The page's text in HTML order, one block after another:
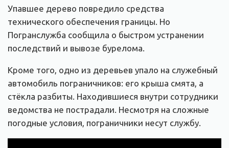
Упавшее дерево повредило средства
технического обеспечения границы. Но
Погранслужба сообщила о быстром устранении
последствий и вывозе бурелома.
Кроме того, одно из деревьев упало на служебный
автомобиль пограничников: его крыша смята, а
стёкла разбиты. Находившиеся внутри сотрудники
ведомства не пострадали. Несмотря на сложные
погодные условия, пограничники несут службу.